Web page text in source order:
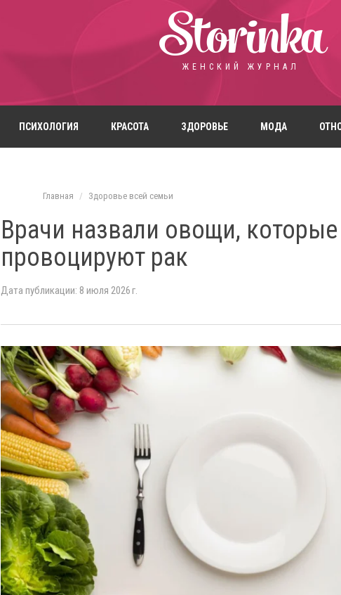
Storinka
ЖЕНСКИЙ ЖУРНАЛ
ПСИХОЛОГИЯ КРАСОТА ЗДОРОВЬЕ МОДА
Главная Здоровье всей семьи
Врачи назвали овощи, которые
провоцируют рак
Дата публикации: 8 июля 2026 г.